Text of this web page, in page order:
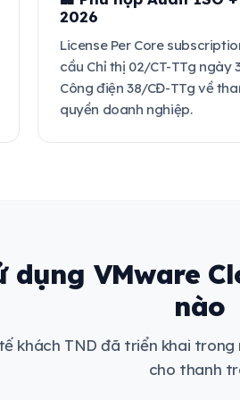
2026
License Per Core
cầu Chỉ thị 02/CT-TTg ngày
Công điện 38/CĐ-TTg về
quyền doanh nghiệp.
dụng VMware
nào
khách TND đã triển khai
cho thanh